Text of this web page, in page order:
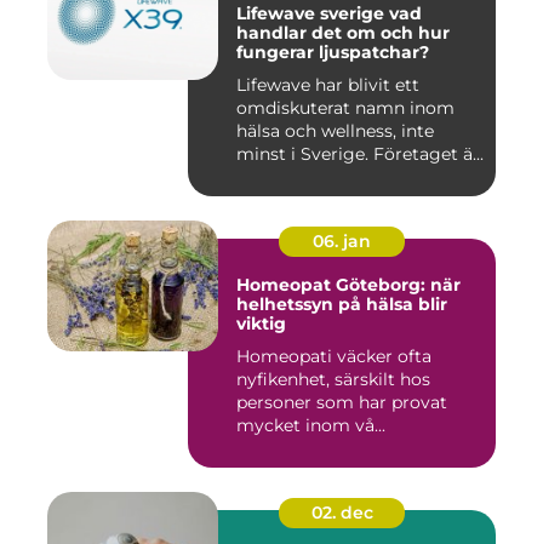
Lifewave sverige vad
handlar det om och hur
fungerar ljuspatchar?
Lifewave har blivit ett
omdiskuterat namn inom
hälsa och wellness, inte
minst i Sverige. Företaget ä...
06. jan
Homeopat Göteborg: när
helhetssyn på hälsa blir
viktig
Homeopati väcker ofta
nyfikenhet, särskilt hos
personer som har provat
mycket inom vå...
02. dec